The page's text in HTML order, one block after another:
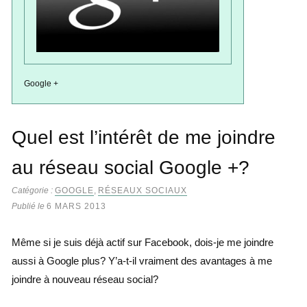
Google +
Quel est l’intérêt de me joindre
au réseau social Google +?
Catégorie : GOOGLE RÉSEAUX SOCIAUX
Publié le 6 MARS 2013
Même si je suis déjà actif sur Facebook, dois-je me joindre
aussi à Google plus? Y’a-t-il vraiment des avantages à me
joindre à nouveau réseau social?